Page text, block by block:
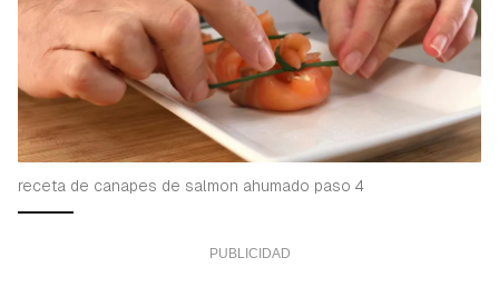
receta de canapes de salmon ahumado paso 4